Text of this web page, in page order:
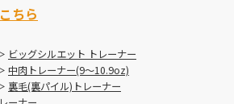
ちら
ビッグシルエット トレーナー
中肉トレーナー(9～10.9oz)
裏毛(裏パイル)トレーナー